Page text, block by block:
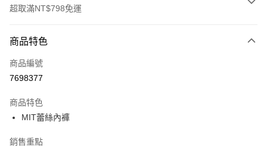
超取滿NT$798免運
信用卡一次付款
超商取貨付款
Apple Pay
街口支付
商品特色
商品編號
7698377
商品特色
MIT蕾絲內褲
銷售重點